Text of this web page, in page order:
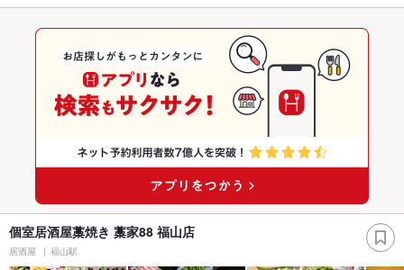
個室居酒屋藁焼き 藁家88 福山店
居酒屋 福山駅